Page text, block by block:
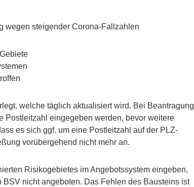
wegen steigender Corona-Fallzahlen
welche täglich aktualisiert wird. Bei Beantragung
Postleitzahl eingegeben werden, bevor weitere
es sich ggf. um eine Postleitzahl auf der PLZ-
vorübergehend nicht mehr an.
Risikogebietes im Angebotssystem eingeben,
nicht angeboten. Das Fehlen des Bausteins ist